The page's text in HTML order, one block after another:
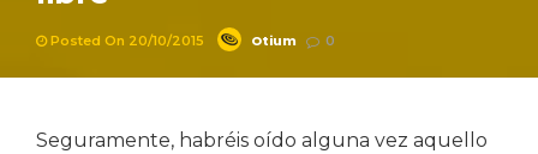
Posted On 20/10/2015 Otium 0
Seguramente, habréis oído alguna vez aquello